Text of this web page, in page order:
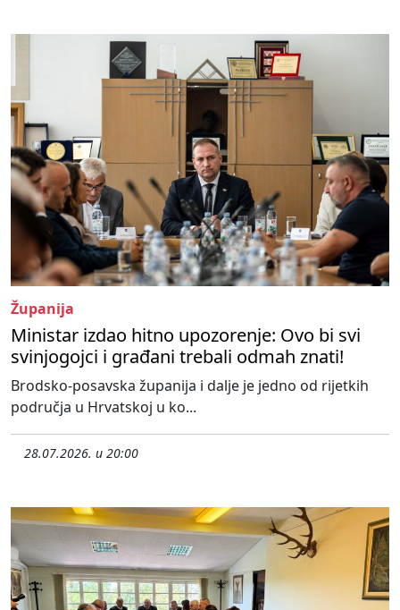
Županija
Ministar izdao hitno upozorenje: Ovo bi svi
svinjogojci i građani trebali odmah znati!
Brodsko-posavska županija i dalje je jedno od rijetkih
područja u Hrvatskoj u ko...
28.07.2026. u 20:00